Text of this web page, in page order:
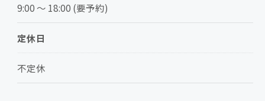
9:00 ～ 18:00 (要予約)
定休日
不定休